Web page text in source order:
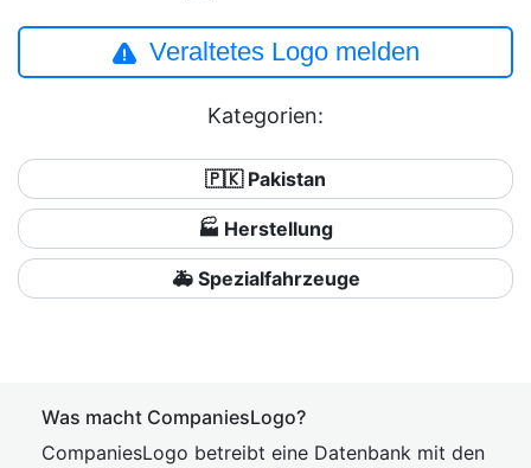
Veraltetes Logo melden
Kategorien:
🇵🇰 Pakistan
🏭 Herstellung
🚑 Spezialfahrzeuge
Was macht CompaniesLogo?
CompaniesLogo betreibt eine Datenbank mit den